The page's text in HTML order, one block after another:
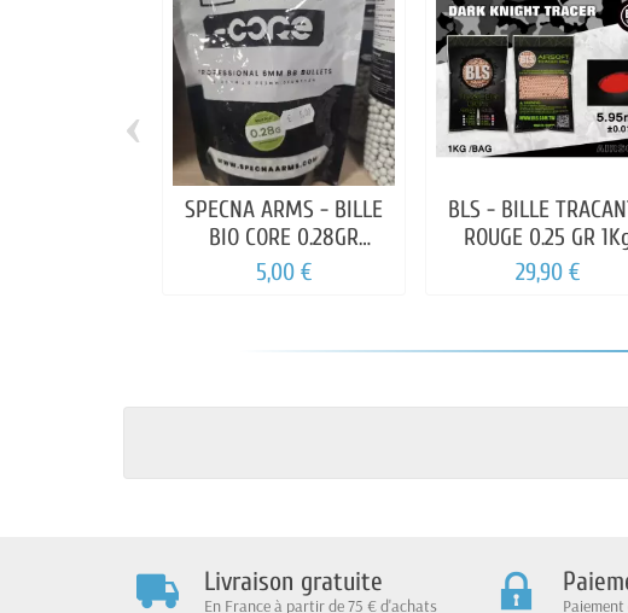
SPECNA ARMS - BILLE
BIO CORE 0.28GR
SACHET 1000 BBS
5,00 €
BLS - BILLE
ROUGE 0.25 GR
29,90 €
‹
Livraison gratuite
En France à partir de 75 € d'achats